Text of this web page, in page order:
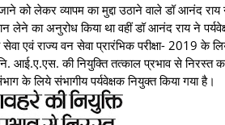
को लेकर व्यापम का मुद्दा उठाने वाले डॉ आनंद
लेने का अनुरोध किया था वहीं डॉ आनंद राय ने
एवं राज्य वन सेवा प्रारंभिक परीक्षा- 2019 के
आई.ए.एस. की नियुक्ति तत्काल प्रभाव से
लिये संभागीय पर्यवेक्षक नियुक्त किया गया है।